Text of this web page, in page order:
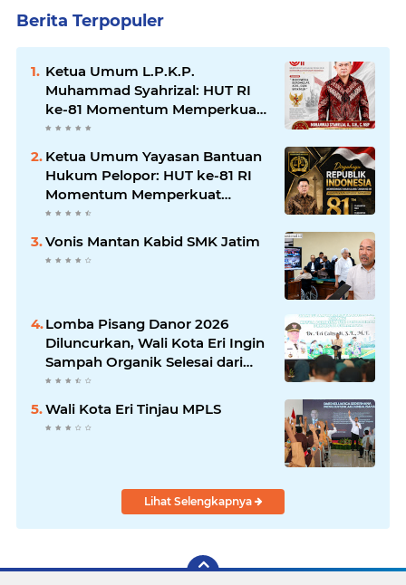
Berita Terpopuler
Ketua Umum L.P.K.P.
Muhammad Syahrizal: HUT RI
ke-81 Momentum Memperkuat
Persatuan dan Keadilan bagi
Ketua Umum Yayasan Bantuan
Hukum Pelopor: HUT ke-81 RI
Momentum Memperkuat
Keadilan, Persatuan, dan
Pengabdian kepada Masyarakat
Vonis Mantan Kabid SMK Jatim
Lomba Pisang Danor 2026
Diluncurkan, Wali Kota Eri Ingin
Sampah Organik Selesai dari
Rumah
Wali Kota Eri Tinjau MPLS
Lihat Selengkapnya